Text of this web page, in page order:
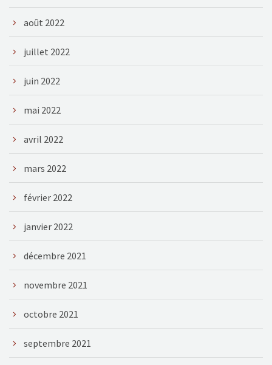
août 2022
juillet 2022
juin 2022
mai 2022
avril 2022
mars 2022
février 2022
janvier 2022
décembre 2021
novembre 2021
octobre 2021
septembre 2021